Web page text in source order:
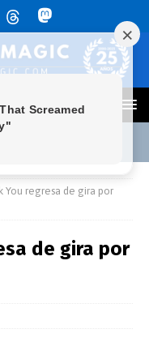
You regresa de gira por
de gira por